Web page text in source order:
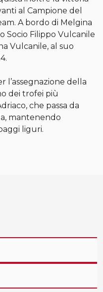
al Campione del
A bordo di Melgina
Socio Filippo Vulcanile
Vulcanile, al suo
l’assegnazione della
dei trofei più
che passa da
mantenendo
liguri.